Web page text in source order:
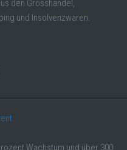
den Grosshandel,
und Insolvenzwaren.
Wachstum und über 300